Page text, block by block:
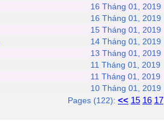
16 Tháng 01, 2019
16 Tháng 01, 2019
15 Tháng 01, 2019
14 Tháng 01, 2019
13 Tháng 01, 2019
11 Tháng 01, 2019
11 Tháng 01, 2019
10 Tháng 01, 2019
Pages (122): << 15 16 17